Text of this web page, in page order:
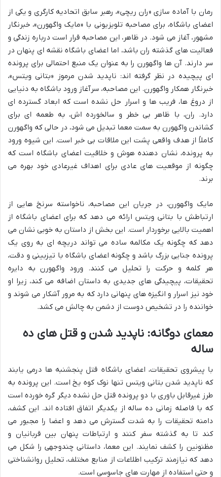
رمان با آماده سازی «ران ریچی»، رهبر سابق اتحادیه کارگری و یکی از
اعضای باشگاه، برای مصاحبه تلویزیونی با «مایک واگهورن»، خبرنگار
مشهور، آغاز می شود. در ظاهر، این مصاحبه قرار است درباره زندگی و
فعالیت های گذشته ران باشد، اما اعضای باشگاه نقشه ای پنهان در
سر دارند. آن ها واگهورن را به عنوان یک منبع احتمالی برای پرونده
ای پیچیده در نظر گرفته اند: ناپدید شدن مرموز «بتانی ویتس»،
خبرنگار همکار واگهورن. این مصاحبه، سرآغاز ورود باشگاه به دنیایی
از دروغ ها، فریب ها و اسرار حل نشده است که ابعاد گسترده ای
دارد. ران، با ظاهر بی خطر و سالخورده اش، به طعمه ای برای
کشاندن واگهورن به سمت معما تبدیل می شود، در حالی که واگهورن
کاملاً از هدف واقعی پشت این ملاقات بی خبر است. این شیوه ورود
به پرونده، نشان دهنده هوش و خلاقیت اعضای باشگاه است که
چگونه از موقعیت های عادی برای اهداف غیرعادی خود بهره می
برند.
مایک واگهورن، در جریان این مصاحبه، ناخواسته سرنخ هایی از
ارتباطش با بتانی ویتس ارائه می دهد که برای اعضای باشگاه از
اهمیت بالایی برخوردار است. این بخش از داستان به خوبی نشان می
دهد که چگونه یک مکالمه ساده می تواند دریچه ای به روی یک
پرونده جنایی بزرگ باشد و چگونه اعضای باشگاه با تیزبینی و دقت،
هر کلمه و حرکت را تحلیل می کنند. ورود واگهورن به دایره
تحقیقات، پیچیدگی های جدیدی به داستان اضافه می کند، زیرا او
خود نیز اسرار و انگیزه های پنهانی دارد که به مرور آشکار می شوند و
خواننده را در تشخیص دوست از دشمن به چالش می کشد.
معمای دوگانه: ناپدید شدن و قتل های ده
ساله
با پیشروی تحقیقات، اعضای باشگاه قتل پنجشنبه ها درمی یابند
که ناپدید شدن بتانی ویتس تنها نوک کوه یخ است. این پرونده به
طرز غیرقابل باوری با دو پرونده قتل حل نشده دیگر گره خورده است
که با فاصله زمانی ده ساله از یکدیگر اتفاق افتاده اند. این کشف،
دامنه تحقیقات را به شدت گسترش می دهد و اعضا را مجبور می
کند تا به گذشته سفر کنند و ارتباطات پنهان بین قربانیان و
مظنونین را کشف نمایند. این معما، داستانی چندوجهی را شکل می
دهد که نیازمند ترکیب اطلاعات از منابع مختلف، تحلیل روانشناختی
و حتی استفاده از مهارت های جاسوسی است.